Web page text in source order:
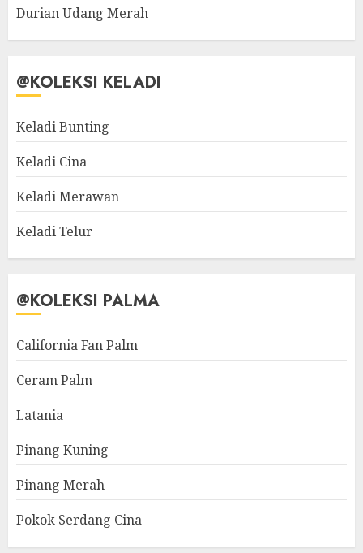
Durian Udang Merah
@KOLEKSI KELADI
Keladi Bunting
Keladi Cina
Keladi Merawan
Keladi Telur
@KOLEKSI PALMA
California Fan Palm
Ceram Palm
Latania
Pinang Kuning
Pinang Merah
Pokok Serdang Cina